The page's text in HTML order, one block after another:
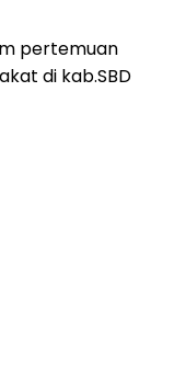
pertemuan
di kab.SBD